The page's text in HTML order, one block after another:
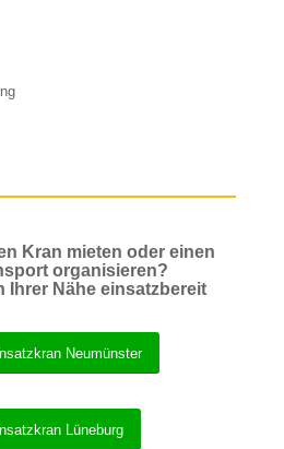
Kran mieten oder einen
organisieren?
Ihrer Nähe einsatzbereit
Neumünster
Lüneburg